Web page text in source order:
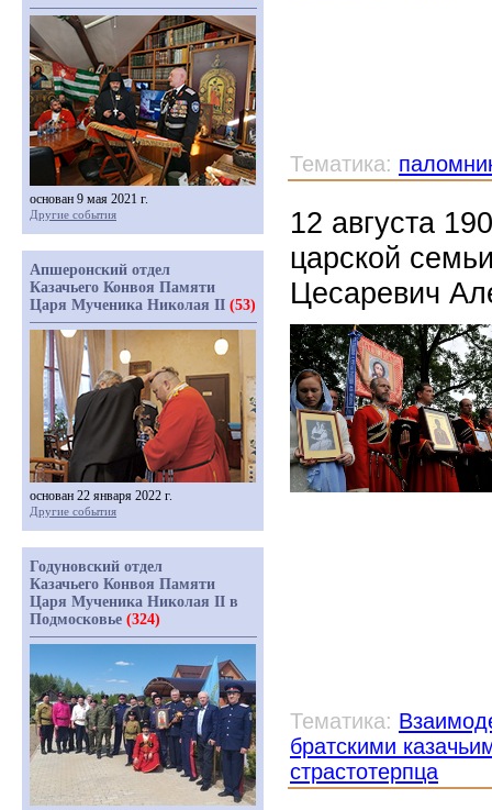
Тематика:
12 августа
царской
Цесаревич
Тематика:
братскими
страстотерпца
основан 9 мая 2021 г.
Другие события
Апшеронский отдел
Казачьего Конвоя Памяти
Царя Мученика Николая II (53)
основан 22 января 2022 г.
Другие события
Годуновский отдел
Казачьего Конвоя Памяти
Царя Мученика Николая II в
Подмосковье (324)